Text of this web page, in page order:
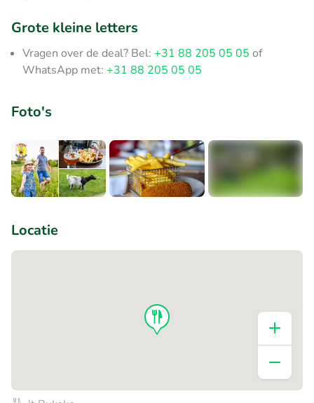
Grote kleine letters
Vragen over de deal? Bel: +31 88 205 05 05 of
WhatsApp met: +31 88 205 05 05
Foto's
Locatie